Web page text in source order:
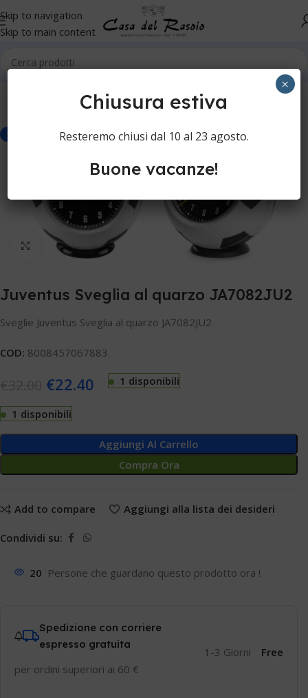
Skip to navigation
Skip to main content
Clicca per ingrandire
Juventus Sveglia al quarzo JA7082JU2
Sveglie Juventus Sveglia al quarzo JA7082JU2
COD: 8008457067883
€22.40 1 disponibili
1 disponibili
Aggiungi Al Carrello
Compra Ora
Add to compare Aggiungi alla lista dei desideri
Condividi su:
20 Persone che guardano questo prodotto ora !
Spedizione con corriere
espresso gratuita
per ordini superiori ai 60 €
1-3 Giorni Free
Chiusura estiva
Resteremo chiusi dal 10 al 23 agosto.
Buone vacanze!
×